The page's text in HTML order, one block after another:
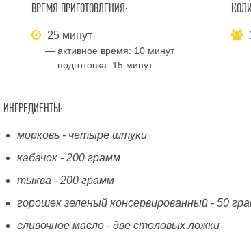
ВРЕМЯ ПРИГОТОВЛЕНИЯ:
25 минут
— активное время: 10 минут
— подготовка: 15 минут
ИНГРЕДИЕНТЫ:
морковь - четыре штуки
кабачок - 200 грамм
тыква - 200 грамм
горошек зеленый консервированный - 50
сливочное масло - две столовых ложки